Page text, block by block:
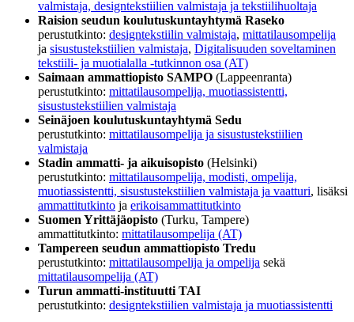
valmistaja, designtekstiilien valmistaja ja tekstiilihuoltaja
Raision seudun koulutuskuntayhtymä Raseko
perustutkinto: designtekstiilin valmistaja, mittatilausompelija
ja sisustustekstiilien valmistaja, Digitalisuuden soveltaminen
tekstiili- ja muotialalla -tutkinnon osa (AT)
Saimaan ammattiopisto SAMPO (Lappeenranta)
perustutkinto: mittatilausompelija, muotiassistentti,
sisustustekstiilien valmistaja
Seinäjoen koulutuskuntayhtymä Sedu
perustutkinto: mittatilausompelija ja sisustustekstiilien
valmistaja
Stadin ammatti- ja aikuisopisto (Helsinki)
perustutkinto: mittatilausompelija, modisti, ompelija,
muotiassistentti, sisustustekstiilien valmistaja ja vaatturi, lisäksi
ammattitutkinto ja erikoisammattitutkinto
Suomen Yrittäjäopisto (Turku, Tampere)
ammattitutkinto: mittatilausompelija (AT)
Tampereen seudun ammattiopisto Tredu
perustutkinto: mittatilausompelija ja ompelija sekä
mittatilausompelija (AT)
Turun ammatti-instituutti TAI
perustutkinto: designtekstiilien valmistaja ja muotiassistentti